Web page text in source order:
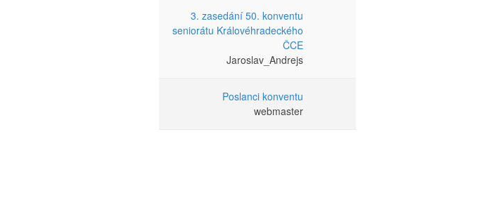
3. zasedání 50. konventu
seniorátu Královéhradeckého
ČCE
Jaroslav_Andrejs
Poslanci konventu
webmaster